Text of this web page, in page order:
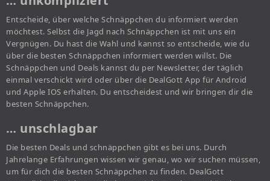
Entscheide, über welche Schnäppchen du informiert werden
möchtest. Selbst die Jagd nach Schnäppchen ist mit uns ein
Vergnügen. Du hast die Wahl und kannst so entscheide, wie du
über die besten Schnäppchen informiert werden willst. Die
Schnäppchen und Deals kannst du per Newsletter, der täglich
einmal verschickt wird oder über die DealGott App für Android
und Apple IOS erhalten. Du entscheidest und wir bringen dir die
besten Schnäppchen.
… unschlagbar
Die besten Deals und schnäppchen gibt es bei uns. Durch
Jahrelange Erfahrungen wissen wir genau, wo wir suchen müssen,
um für dich die besten Schnäppchen zu finden. DealGott